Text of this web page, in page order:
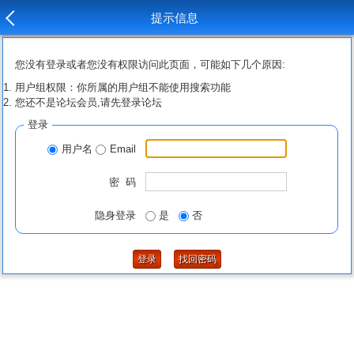
提示信息
您没有登录或者您没有权限访问此页面，可能如下几个原因:
用户组权限：你所属的用户组不能使用搜索功能
您还不是论坛会员,请先登录论坛
登录
用户名 Email
密 码
隐身登录 是 否